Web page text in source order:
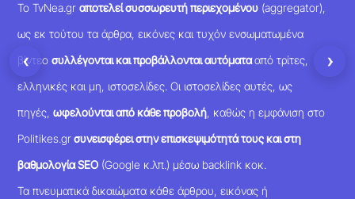
Το TvNea.grαποτελεί συσσωρευτή περιεχομένου (aggregator),
ως εκ τούτου τα άρθρα, εικόνες και τυχόν ενσωματωμένα
βίντεοσυλλέγονται και προβάλλονται αυτόματααπό τρίτες,
ελληνικές και μη, ιστοσελίδες. Οι ιστοσελίδες αυτές, ως
πηγές,ωφελούνται από κάθε προβολή , καθώς η εμφάνιση στο
Politikes.grσυνεισφέρει στην επισκεψιμότητά τους και στη
βαθμολογία SEO (Google κ.λπ.) μέσω backlink κοκ.
Τα πνευματικά δικαιώματα κάθε άρθρου, εικόνας ή
‹ ›